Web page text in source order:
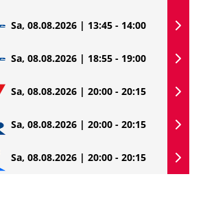
Sa, 08.08.2026 | 13:45 - 14:00
Sa, 08.08.2026 | 18:55 - 19:00
Sa, 08.08.2026 | 20:00 - 20:15
Sa, 08.08.2026 | 20:00 - 20:15
Sa, 08.08.2026 | 20:00 - 20:15